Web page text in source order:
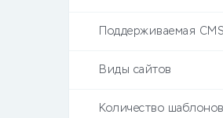
Поддерживаемая CMS
Виды сайтов
Количество шаблонов